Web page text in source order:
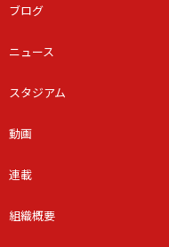
ブログ
ニュース
スタジアム
動画
連載
組織概要